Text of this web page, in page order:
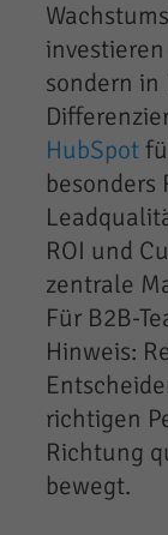
sondern in
HubSpot
besonders
ROI und
zentrale
Für B2B-
Hinweis:
richtigen
Richtung
bewegt.